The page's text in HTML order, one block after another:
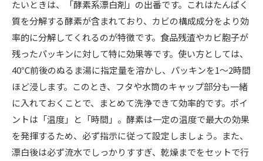
たいときは、「酵素系漂白剤」の出番です。これはたんぱく
質を分解する酵素が含まれており、カビの構成成分をより効
率的に分解してくれるのが特徴です。食品残渣やカビ胞子が
残ったパッキンに対して特に効果等です。使い方としては、
40℃前後のぬるま湯に指定量を溶かし、パッキンを1〜2時間
ほど浸します。このとき、フタや水筒のキャップ部分も一緒
に入れておくことで、まとめて洗浄できて効率的です。ポイ
ントは「温度」と「時間」。酵素は一定の温度で最大の効果
を発揮するため、必ず指示に従って設定しましょう。また、
漂白後は必ず流水でしっかりすすぎ、乾燥までをセットで行